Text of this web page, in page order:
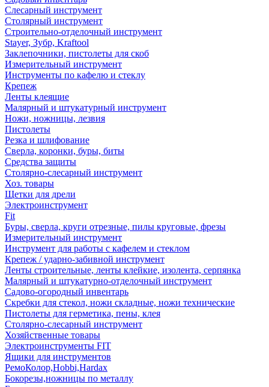
Слесарный инструмент
Столярный инструмент
Строительно-отделочный инструмент
Stayer, Зубр, Kraftool
Заклепочники, пистолеты для скоб
Измерительный инструмент
Инструменты по кафелю и стеклу
Крепеж
Ленты клеящие
Малярный и штукатурный инструмент
Ножи, ножницы, лезвия
Пистолеты
Резка и шлифование
Сверла, коронки, буры, биты
Средства защиты
Столярно-слесарный инструмент
Хоз. товары
Щетки для дрели
Электроинструмент
Fit
Буры, сверла, круги отрезные, пилы круговые, фрезы
Измерительный инструмент
Инструмент для работы с кафелем и стеклом
Крепеж / ударно-забивной инструмент
Ленты строительные, ленты клейкие, изолента, серпянка
Малярный и штукатурно-отделочный инструмент
Садово-огородный инвентарь
Скребки для стекол, ножи складные, ножи технические
Пистолеты для герметика, пены, клея
Столярно-слесарный инструмент
Хозяйственные товары
Электроинструменты FIT
Ящики для инструментов
РемоКолор,Hobbi,Hardax
Бокорезы,ножницы по металлу